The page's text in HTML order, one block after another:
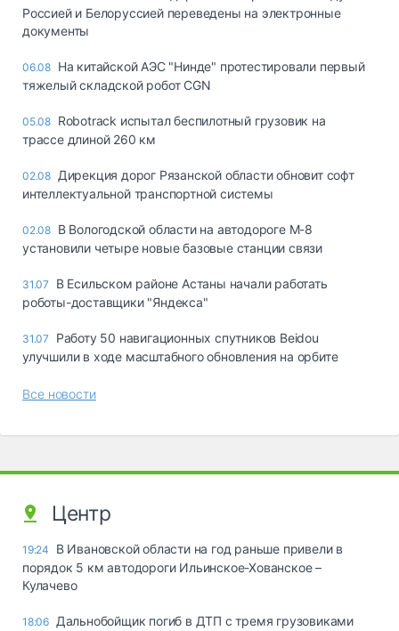
Россией и Белоруссией переведены на электронные
документы
06.08 На китайской АЭС "Нинде" протестировали первый
тяжелый складской робот CGN
05.08 Robotrack испытал беспилотный грузовик на
трассе длиной 260 км
02.08 Дирекция дорог Рязанской области обновит софт
интеллектуальной транспортной системы
02.08 В Вологодской области на автодороге М-8
установили четыре новые базовые станции связи
31.07
В Есильском районе Астаны начали работать
роботы-доставщики "Яндекса"
31.07
Работу 50 навигационных спутников Beidou
улучшили в ходе масштабного обновления на орбите
Все новости
Центр
19:24
В Ивановской области на год раньше привели в
порядок 5 км автодороги Ильинское-Хованское –
Кулачево
18:06 Дальнобойщик погиб в ДТП с тремя грузовиками